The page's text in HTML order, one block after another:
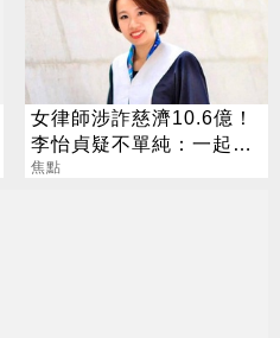
女律師涉詐慈濟10.6億！
李怡貞疑不單純：一起洗
錢？
焦點